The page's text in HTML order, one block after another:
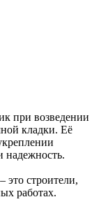
при возведении
кладки. Её
надежность.
это строители,
работах.